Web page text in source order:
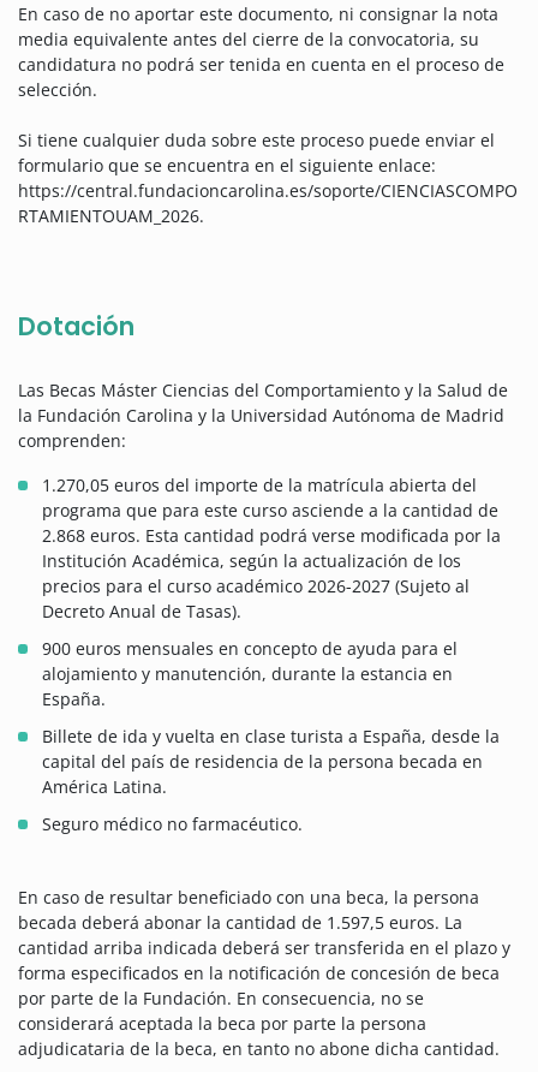
En caso de no aportar este documento, ni consignar la nota
media equivalente antes del cierre de la convocatoria, su
candidatura no podrá ser tenida en cuenta en el proceso de
selección.
Si tiene cualquier duda sobre este proceso puede enviar el
formulario que se encuentra en el siguiente enlace:
https://central.fundacioncarolina.es/soporte/CIENCIASCOMPO
RTAMIENTOUAM_2026.
Dotación
Las Becas Máster Ciencias del Comportamiento y la Salud de
la Fundación Carolina y la Universidad Autónoma de Madrid
comprenden:
1.270,05 euros del importe de la matrícula abierta del
programa que para este curso asciende a la cantidad de
2.868 euros. Esta cantidad podrá verse modificada por la
Institución Académica, según la actualización de los
precios para el curso académico 2026-2027 (Sujeto al
Decreto Anual de Tasas).
900 euros mensuales en concepto de ayuda para el
alojamiento y manutención, durante la estancia en
España.
Billete de ida y vuelta en clase turista a España, desde la
capital del país de residencia de la persona becada en
América Latina.
Seguro médico no farmacéutico.
En caso de resultar beneficiado con una beca, la persona
becada deberá abonar la cantidad de 1.597,5 euros. La
cantidad arriba indicada deberá ser transferida en el plazo y
forma especificados en la notificación de concesión de beca
por parte de la Fundación. En consecuencia, no se
considerará aceptada la beca por parte la persona
adjudicataria de la beca, en tanto no abone dicha cantidad.